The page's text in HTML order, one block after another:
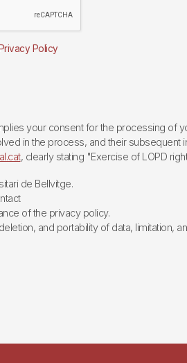
Privacy Policy
your consent for the processing of
in the process, and their
, clearly stating "Exercise of LOPD
de Bellvitge.
of the privacy policy.
and portability of data, limitation,